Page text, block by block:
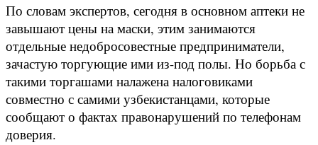
По словам экспертов, сегодня в основном аптеки не
завышают цены на маски, этим занимаются
отдельные недобросовестные предприниматели,
зачастую торгующие ими из-под полы. Но борьба с
такими торгашами налажена налоговиками
совместно с самими узбекистанцами, которые
сообщают о фактах правонарушений по телефонам
доверия.